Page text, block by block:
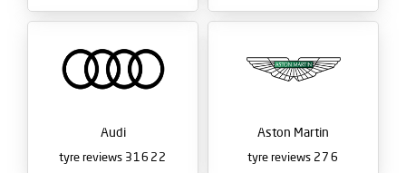
Aston Martin
276
Audi
31622